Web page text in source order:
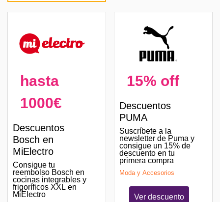
hasta
1000€
Descuentos
Bosch en
MiElectro
Consigue tu
reembolso Bosch en
cocinas integrables y
frigoríficos XXL en
MiElectro
15% off
Descuentos
PUMA
Suscríbete a la
newsletter de Puma y
consigue un 15% de
descuento en tu
primera compra
Moda y Accesorios
Ver descuento